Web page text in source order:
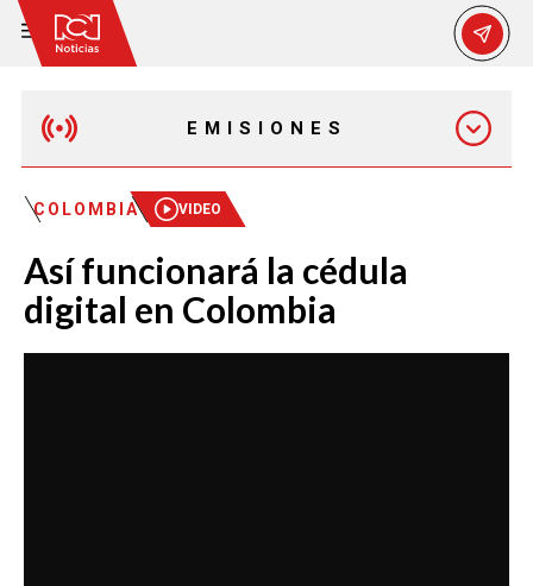
EMISIONES
MAÑANA EXPRESS
EMISIÓN 12:30 PM
EMISIÓN 7:00 PM
COLOMBIA VIDEO
Así funcionará la cédula
digital en Colombia